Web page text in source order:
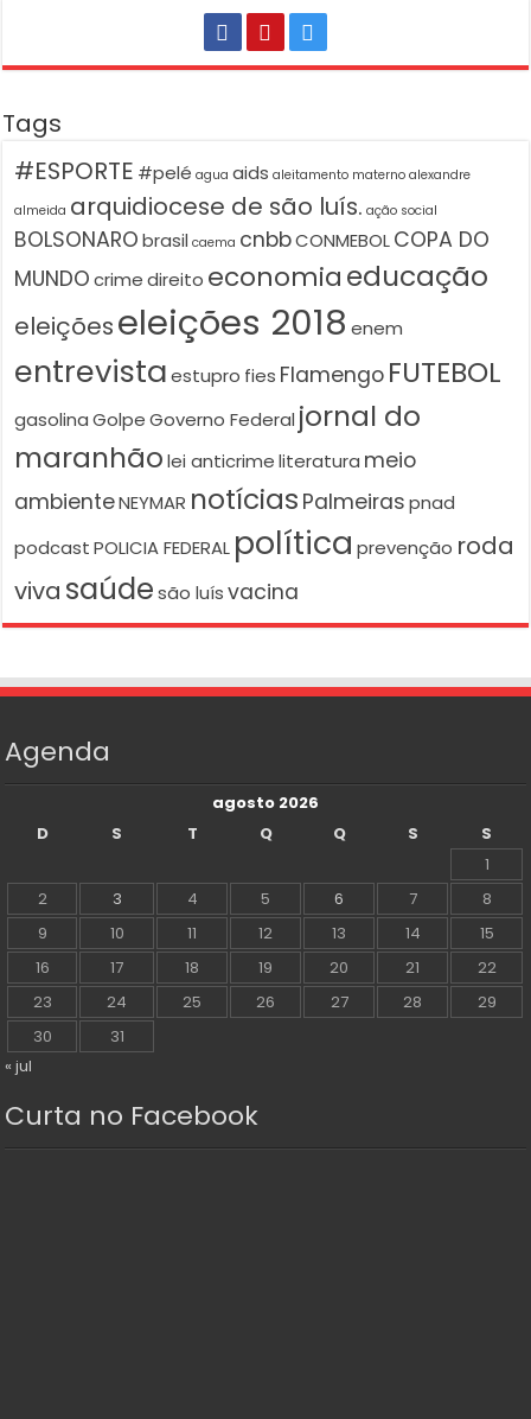
Tags
#ESPORTE #pelé agua aids aleitamento materno alexandre
almeida arquidiocese de são luís. ação social
BOLSONARO brasil caema cnbbCONMEBOLCOPA DO
MUNDO crime direito economiaeducação
eleiçõeseleições 2018 enem
entrevista estupro fies Flamengo FUTEBOL
gasolina Golpe Governo Federal jornal do
maranhão lei anticrime literatura meio
ambienteNEYMAR notícias Palmeiras pnad
podcast POLICIA FEDERAL política prevenção roda
viva saúde são luís vacina
Agenda
agosto 2026
D
S T Q Q S
S
1
2
3 4 5 6 7
8
9
10 11 12 13 14
15
16
17 18 19 20 21
22
23
24 25 26 27 28
29
30
31
« jul
Curta no Facebook